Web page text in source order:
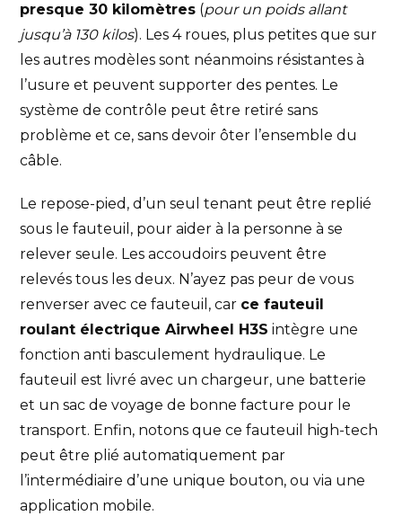
presque 30 kilomètres (pour un poids allant
jusqu’à 130 kilos). Les 4 roues, plus petites que sur
les autres modèles sont néanmoins résistantes à
l’usure et peuvent supporter des pentes. Le
système de contrôle peut être retiré sans
problème et ce, sans devoir ôter l’ensemble du
câble.
Le repose-pied, d’un seul tenant peut être replié
sous le fauteuil, pour aider à la personne à se
relever seule. Les accoudoirs peuvent être
relevés tous les deux. N’ayez pas peur de vous
renverser avec ce fauteuil, car ce fauteuil
roulant électrique Airwheel H3S intègre une
fonction anti basculement hydraulique. Le
fauteuil est livré avec un chargeur, une batterie
et un sac de voyage de bonne facture pour le
transport. Enfin, notons que ce fauteuil high-tech
peut être plié automatiquement par
l’intermédiaire d’une unique bouton, ou via une
application mobile.